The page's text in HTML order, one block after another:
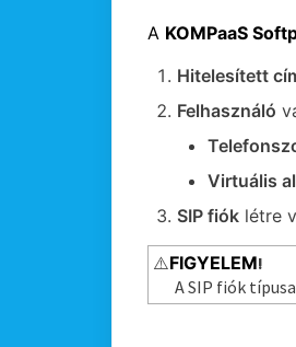
A KOMPaaS
Hitelesített
Felhasználó
Virtuális
SIP fiók létre
⚠️FIGYELEM!
A SIP fiók